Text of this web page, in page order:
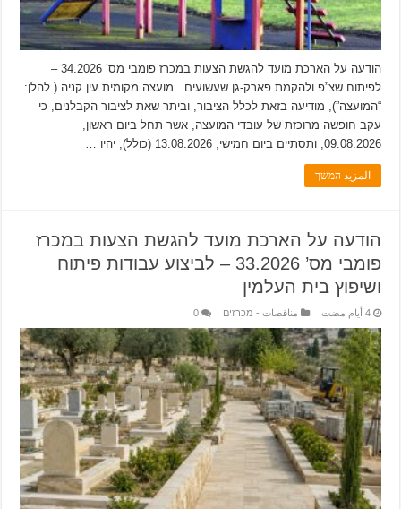
הודעה על הארכת מועד להגשת הצעות במכרז פומבי מס’ 34.2026 –
לפיתוח שצ”פ ולהקמת פארק-גן שעשועים מועצה מקומית עין קניה ( להלן:
“המועצה”), מודיעה בזאת לכלל הציבור, וביתר שאת לציבור הקבלנים, כי
עקב חופשה מרוכזת של עובדי המועצה, אשר תחל ביום ראשון,
09.08.2026, ותסתיים ביום חמישי, 13.08.2026 (כולל), יהיו …
المزيد המשך
הודעה על הארכת מועד להגשת הצעות במכרז
פומבי מס’ 33.2026 – לביצוע עבודות פיתוח
ושיפוץ בית העלמין
‏4 أيام مضت مناقصات - מכרזים 0